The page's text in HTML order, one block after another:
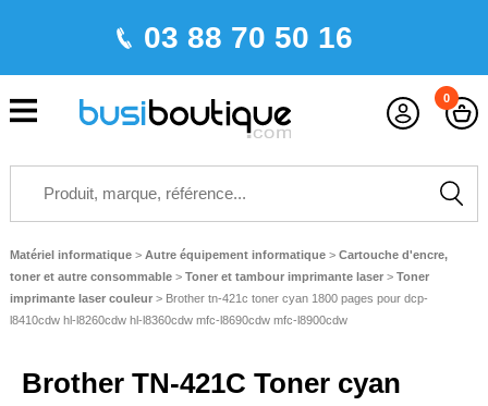
03 88 70 50 16
0
Matériel informatique > Autre équipement informatique > Cartouche d'encre,
toner et autre consommable > Toner et tambour imprimante laser > Toner
imprimante laser couleur> Brother tn-421c toner cyan 1800 pages pour dcp-
l8410cdw hl-l8260cdw hl-l8360cdw mfc-l8690cdw mfc-l8900cdw
Brother TN-421C Toner cyan